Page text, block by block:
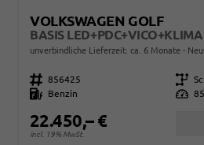
VOLKSWAGEN GOLF
BASIS LED+PDC+VICO+KLIMA
unverbindliche Lieferzeit: ca. 6 Monate
Fahrzeugnr. 856425 Getriebe
Kraftstoff
Benzin Leistung
22.450,– €
incl. 19% MwSt.